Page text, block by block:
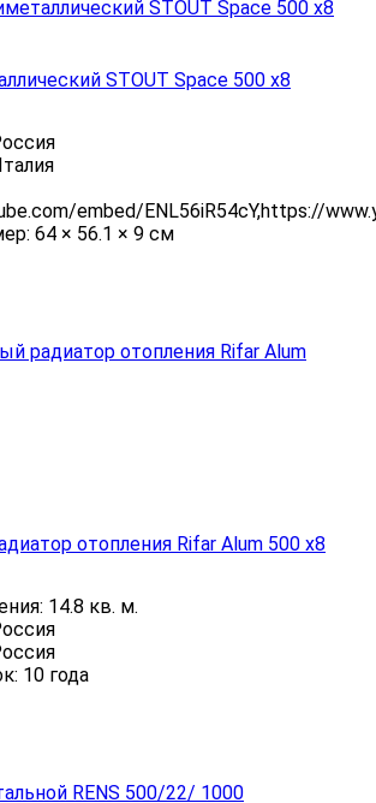
STOUT Space 500 x8
embed/ENL56iR54cY,https://
64 × 56.1 × 9 см
отопления Rifar Alum 500 x8
14.8 кв. м.
10 года